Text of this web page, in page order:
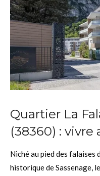
Quartier La
(38360) :
Niché au pied des falaises
historique de Sassenage,